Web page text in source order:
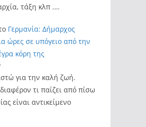
τάξη κλπ .…
Γερμανία: Δήμαρχος
ώρες σε υπόγειο από την
κόρη της
για την καλή ζωή.
τι παίζει από πίσω
είναι αντικείμενο